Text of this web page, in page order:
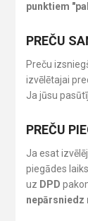
punktiem
PREČU
Preču
izvēlētajai
Ja jūsu
PREČU
Ja esat
piegādes
uz DPD
nepārsniedz